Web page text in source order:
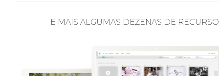
E MAIS ALGUMAS DEZENAS DE